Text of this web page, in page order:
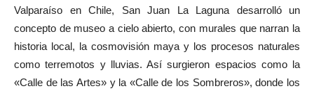
Valparaíso en Chile, San Juan La Laguna desarrolló un
concepto de museo a cielo abierto, con murales que narran la
historia local, la cosmovisión maya y los procesos naturales
como terremotos y lluvias. Así surgieron espacios como la
«Calle de las Artes» y la «Calle de los Sombreros», donde los